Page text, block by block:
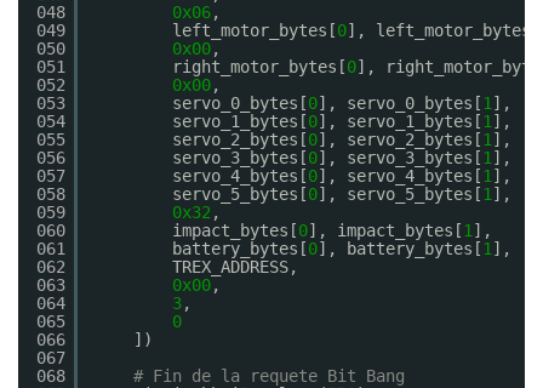
048
049
050
051
052
053
054
055
056
057
058
059
060
061
062
063
064
065
066
067
068
0x06
left_motor_bytes[0], left_motor_bytes[
0x00
right_motor_bytes[0],
0x00
servo_0_bytes[0], servo_0_bytes[1
servo_1_bytes[0], servo_1_bytes[1
servo_2_bytes[0], servo_2_bytes[1
servo_3_bytes[0], servo_3_bytes[1
servo_4_bytes[0], servo_4_bytes[1
servo_5_bytes[0], servo_5_bytes[1
0x32
impact_bytes[0], impact_bytes[1
battery_bytes[0], battery_bytes[1
0x00
3
0
])
# Fin de la requete Bit Bang